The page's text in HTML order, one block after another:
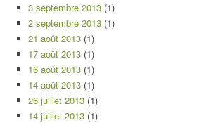
3 septembre 2013 (1)
2 septembre 2013 (1)
21 août 2013 (1)
17 août 2013 (1)
16 août 2013 (1)
14 août 2013 (1)
26 juillet 2013 (1)
14 juillet 2013 (1)